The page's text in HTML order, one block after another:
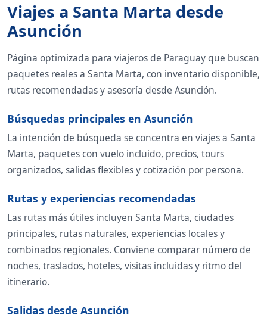
Viajes a Santa Marta desde
Asunción
Página optimizada para viajeros de Paraguay que buscan
paquetes reales a Santa Marta, con inventario disponible,
rutas recomendadas y asesoría desde Asunción.
Búsquedas principales en Asunción
La intención de búsqueda se concentra en viajes a Santa
Marta, paquetes con vuelo incluido, precios, tours
organizados, salidas flexibles y cotización por persona.
Rutas y experiencias recomendadas
Las rutas más útiles incluyen Santa Marta, ciudades
principales, rutas naturales, experiencias locales y
combinados regionales. Conviene comparar número de
noches, traslados, hoteles, visitas incluidas y ritmo del
itinerario.
Salidas desde Asunción